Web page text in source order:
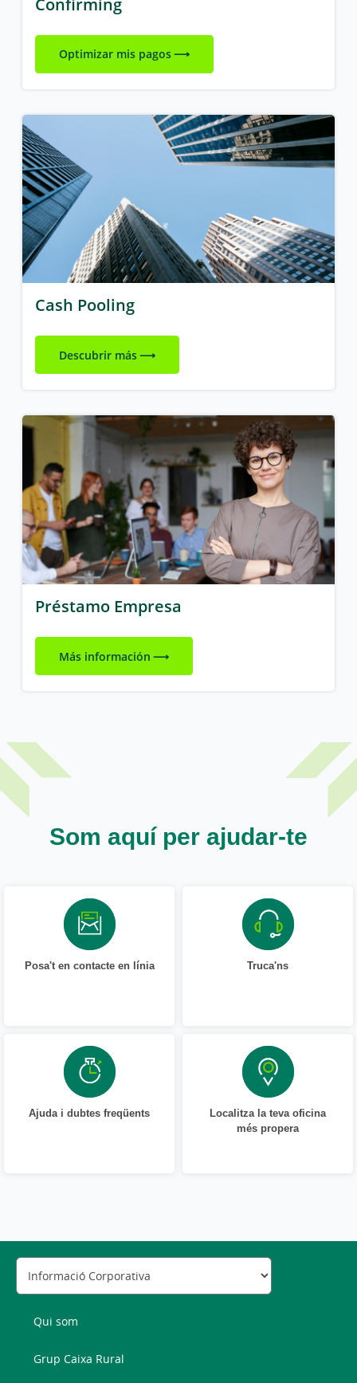
Optimizar mis pagos
Cash Pooling
Descubrir más
Préstamo Empresa
Más información
Som aquí per ajudar-te
Posa't en contacte en línia Truca'ns
Ajuda i dubtes freqüents
Localitza la teva oficina
més propera
Qui som
Grup Caixa Rural